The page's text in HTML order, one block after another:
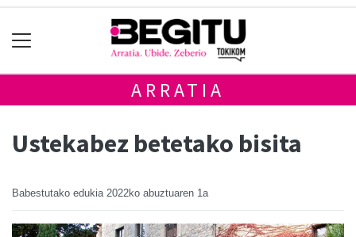
ARRATIA
Ustekabez betetako bisita
Babestutako edukia 2022ko abuztuaren 1a